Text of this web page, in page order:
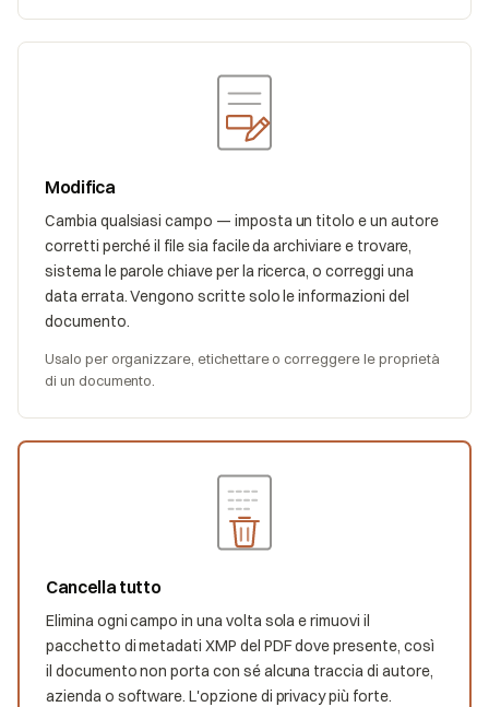
Modifica
Cambia qualsiasi campo — imposta un titolo e un autore
corretti perché il file sia facile da archiviare e trovare,
sistema le parole chiave per la ricerca, o correggi una
data errata. Vengono scritte solo le informazioni del
documento.
Usalo per organizzare, etichettare o correggere le proprietà
di un documento.
Cancella tutto
Elimina ogni campo in una volta sola e rimuovi il
pacchetto di metadati XMP del PDF dove presente, così
il documento non porta con sé alcuna traccia di autore,
azienda o software. L'opzione di privacy più forte.